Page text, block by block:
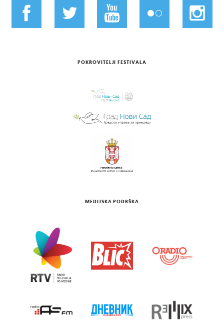
POKROVITELJI FESTIVALA
MEDIJSKA PODRŠKA